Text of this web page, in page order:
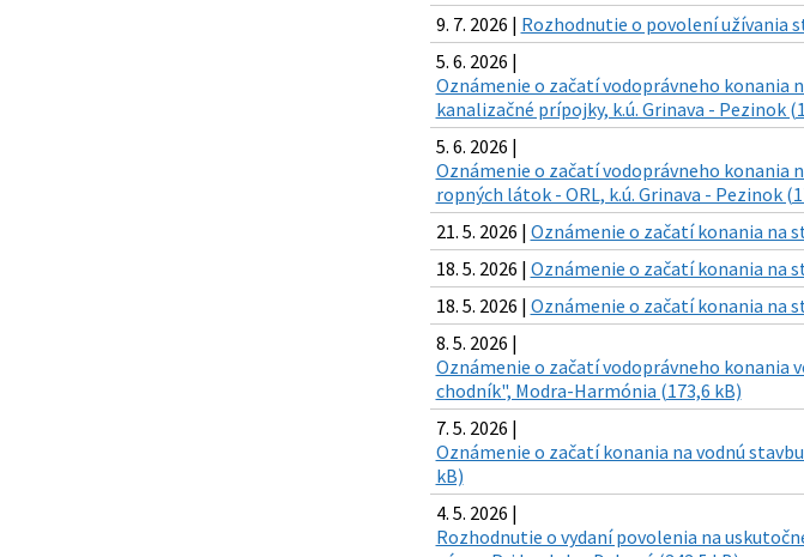
9. 7. 2026 | Rozhodnutie o povolení užívania
5. 6. 2026 |
Oznámenie o začatí vodoprávneho konania
kanalizačné prípojky, k.ú. Grinava - Pezinok
5. 6. 2026 |
Oznámenie o začatí vodoprávneho konania
ropných látok - ORL, k.ú. Grinava - Pezinok
21. 5. 2026 | Oznámenie o začatí konania na
18. 5. 2026 | Oznámenie o začatí konania na
18. 5. 2026 | Oznámenie o začatí konania na
8. 5. 2026 |
Oznámenie o začatí vodoprávneho konania
chodník", Modra-Harmónia (173,6 kB)
7. 5. 2026 |
Oznámenie o začatí konania na vodnú
kB)
4. 5. 2026 |
Rozhodnutie o vydaní povolenia na